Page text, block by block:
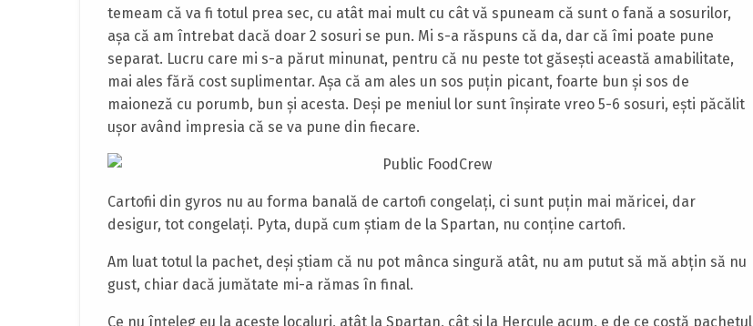
temeam că va fi totul prea sec, cu atât mai mult cu cât vă spuneam că sunt o fană a sosurilor,
aşa că am întrebat dacă doar 2 sosuri se pun. Mi s-a răspuns că da, dar că îmi poate pune
separat. Lucru care mi s-a părut minunat, pentru că nu peste tot găseşti această amabilitate,
mai ales fără cost suplimentar. Aşa că am ales un sos puţin picant, foarte bun şi sos de
maioneză cu porumb, bun şi acesta. Deşi pe meniul lor sunt înşirate vreo 5-6 sosuri, eşti păcălit
uşor având impresia că se va pune din fiecare.
Cartofii din gyros nu au forma banală de cartofi congelaţi, ci sunt puţin mai măricei, dar
desigur, tot congelaţi. Pyta, după cum ştiam de la Spartan, nu conţine cartofi.
Am luat totul la pachet, deşi ştiam că nu pot mânca singură atât, nu am putut să mă abţin să nu
gust, chiar dacă jumătate mi-a rămas în final.
Ce nu înţeleg eu la aceste localuri, atât la Spartan, cât şi la Hercule acum, e de ce costă pachetul